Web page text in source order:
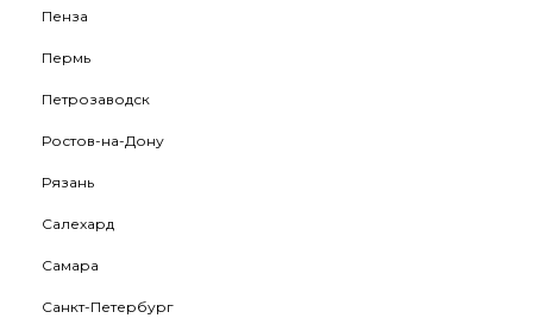
Пенза
Пермь
Петрозаводск
Ростов-на-Дону
Рязань
Салехард
Самара
Санкт-Петербург